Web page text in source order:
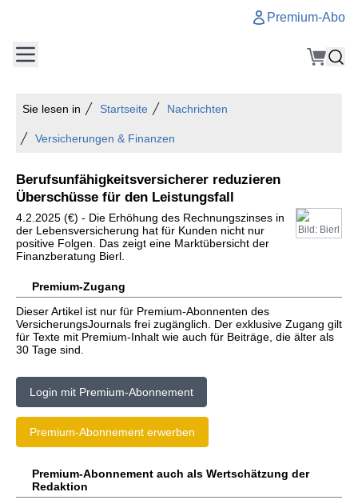
Premium-Abo
Sie lesen in Startseite Nachrichten
Versicherungen & Finanzen
Berufsunfähigkeitsversicherer reduzieren
Überschüsse für den Leistungsfall
Bild: Bierl
4.2.2025 (€) - Die Erhöhung des Rechnungszinses in
der Lebensversicherung hat für Kunden nicht nur
positive Folgen. Das zeigt eine Marktübersicht der
Finanzberatung Bierl.
Premium-Zugang
Dieser Artikel ist nur für Premium-Abonnenten des
VersicherungsJournals frei zugänglich. Der exklusive Zugang gilt
für Texte mit Premium-Inhalt wie auch für Beiträge, die älter als
30 Tage sind.
Login mit Premium-Abonnement
Premium-Abonnement erwerben
Premium-Abonnement auch als Wertschätzung der
Redaktion